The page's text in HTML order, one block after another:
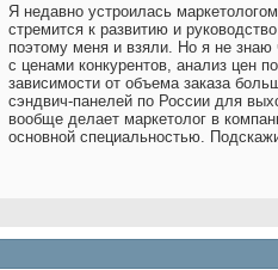
Я недавно устроилась
стремится к развитию и
поэтому меня и взяли. Но я не
с ценами конкурентов, анализ цен
зависимости от объема заказа
сэндвич-панелей по России для
вообще делает маркетолог в
основной специальностью.